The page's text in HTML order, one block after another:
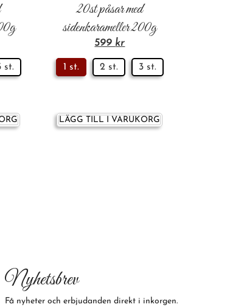
st.
20st påsar med
sidenkarameller 200g
599 kr
1 st. 2 st. 3 st.
LÄGG TILL I VARUKORG
Nyhetsbrev
Få nyheter och erbjudanden direkt i inkorgen.